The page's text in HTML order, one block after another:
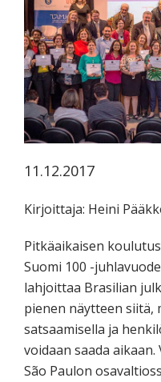
tutkimuksesta
kaikille
kiinnostuneille.
11.12.2017
Kirjoittaja: Heini
Pitkäaikaisen
Suomi 100 -
lahjoittaa Brasilian
pienen näytteen
satsaamisella ja
voidaan saada
São Paulon